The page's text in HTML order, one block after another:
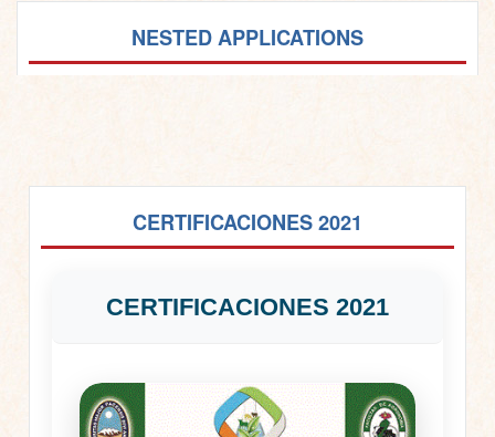
NESTED APPLICATIONS
CERTIFICACIONES 2021
CERTIFICACIONES 2021